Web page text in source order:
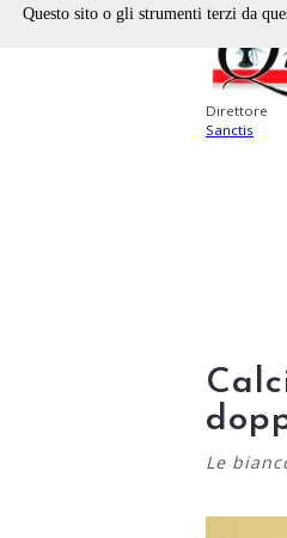
Direttore
Sanctis
Le
Questo sito o gli strumenti terzi da